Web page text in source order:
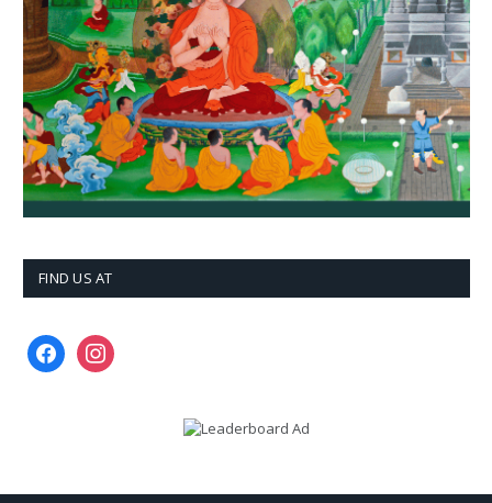
FIND US AT
facebookinstagram